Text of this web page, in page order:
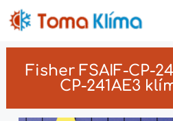
Fisher FSAIF-CP-
CP-241AE3